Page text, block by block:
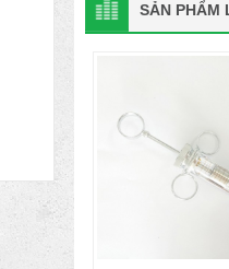
SẢN PHẨM